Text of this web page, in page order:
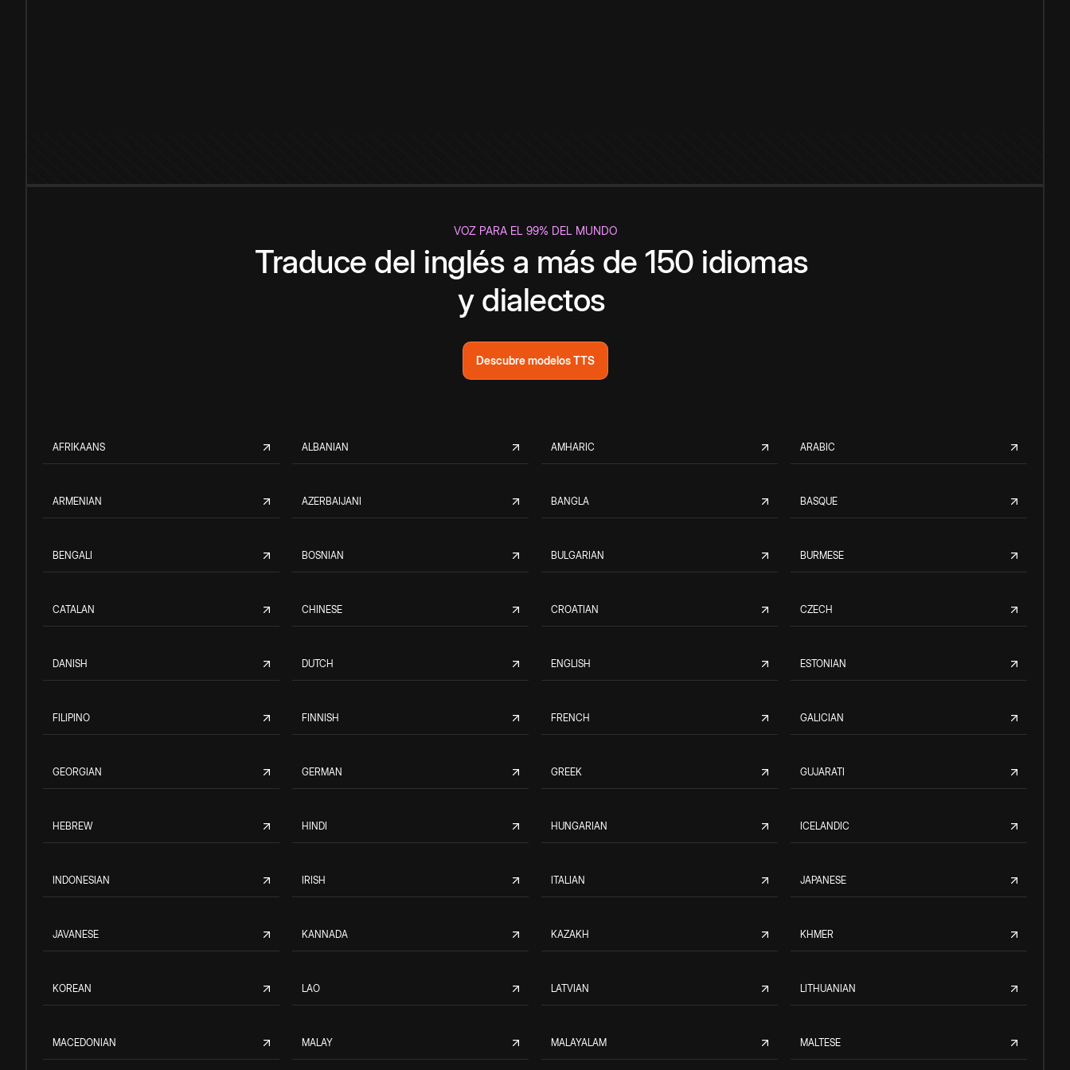
VOZ PARA EL 99% DEL MUNDO
Traduce del inglés a más de 150 idiomas
y dialectos
Descubre modelos TTS
AFRIKAANS ALBANIAN AMHARIC ARABIC
ARMENIAN AZERBAIJANI BANGLA BASQUE
BENGALI BOSNIAN BULGARIAN BURMESE
CATALAN CHINESE CROATIAN CZECH
DANISH DUTCH ENGLISH ESTONIAN
FILIPINO FINNISH FRENCH GALICIAN
GEORGIAN GERMAN GREEK GUJARATI
HEBREW HINDI HUNGARIAN ICELANDIC
INDONESIAN IRISH ITALIAN JAPANESE
JAVANESE KANNADA KAZAKH KHMER
KOREAN LAO LATVIAN LITHUANIAN
MACEDONIAN MALAY MALAYALAM MALTESE